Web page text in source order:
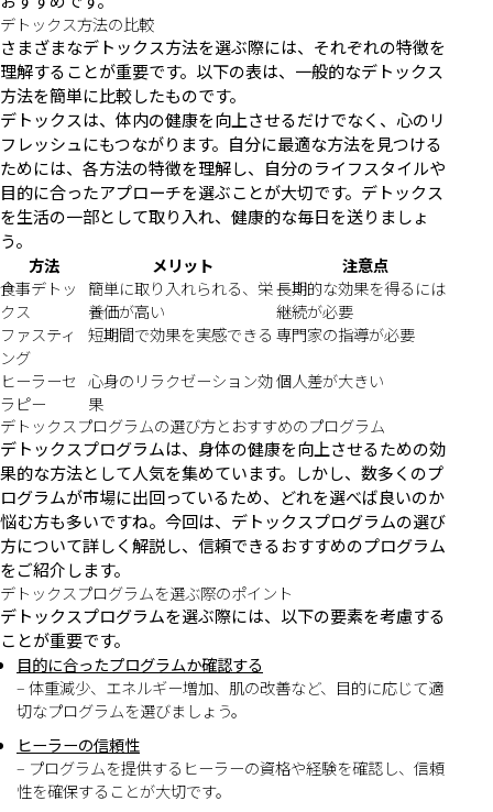
デトックス方法の比較
さまざまなデトックス方法を選ぶ際には、それぞれの特徴を
理解することが重要です。以下の表は、一般的なデトックス
方法を簡単に比較したものです。
デトックスは、体内の健康を向上させるだけでなく、心のリ
フレッシュにもつながります。自分に最適な方法を見つける
ためには、各方法の特徴を理解し、自分のライフスタイルや
目的に合ったアプローチを選ぶことが大切です。デトックス
を生活の一部として取り入れ、健康的な毎日を送りましょ
う。
方法
メリット
注意点
食事デトッ
クス
簡単に取り入れられる、栄
養価が高い
長期的な効果を得るには
継続が必要
ファスティ
ング
短期間で効果を実感できる 専門家の指導が必要
ヒーラーセ
ラピー
心身のリラクゼーション効
果
個人差が大きい
デトックスプログラムの選び方とおすすめのプログラム
デトックスプログラムは、身体の健康を向上させるための効
果的な方法として人気を集めています。しかし、数多くのプ
ログラムが市場に出回っているため、どれを選べば良いのか
悩む方も多いですね。今回は、デトックスプログラムの選び
方について詳しく解説し、信頼できるおすすめのプログラム
をご紹介します。
デトックスプログラムを選ぶ際のポイント
デトックスプログラムを選ぶ際には、以下の要素を考慮する
ことが重要です。
目的に合ったプログラムか確認する
– 体重減少、エネルギー増加、肌の改善など、目的に応じて適
切なプログラムを選びましょう。
ヒーラーの信頼性
– プログラムを提供するヒーラーの資格や経験を確認し、信頼
性を確保することが大切です。